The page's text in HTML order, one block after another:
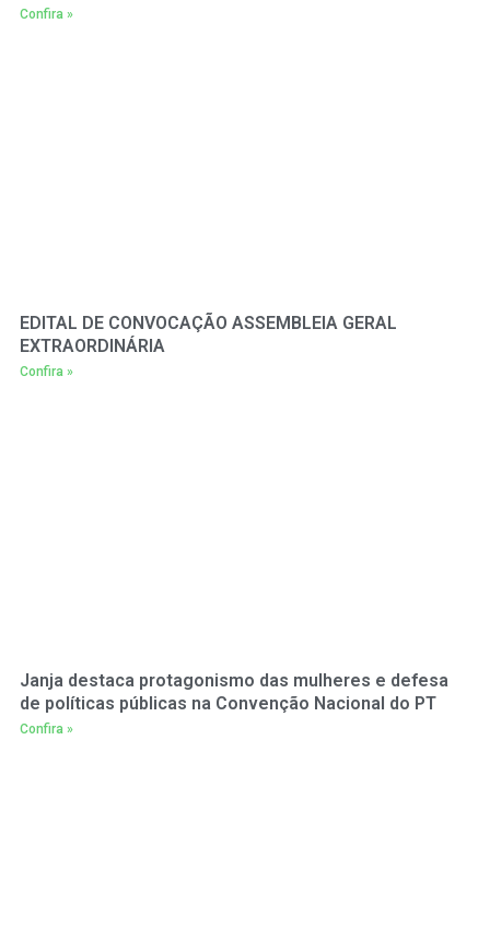
Confira »
EDITAL DE CONVOCAÇÃO ASSEMBLEIA GERAL
EXTRAORDINÁRIA
Confira »
Janja destaca protagonismo das mulheres e defesa
de políticas públicas na Convenção Nacional do PT
Confira »